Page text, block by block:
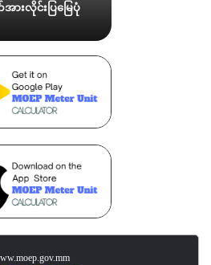
အားလိုင်းပြမြေပုံ